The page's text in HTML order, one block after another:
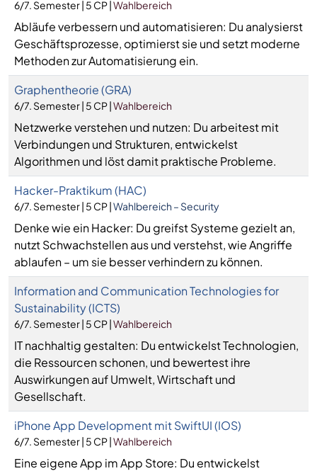
6/7. Semester | 5 CP |Wahlbereich
Abläufe verbessern und automatisieren: Du analysierst
Geschäftsprozesse, optimierst sie und setzt moderne
Methoden zur Automatisierung ein.
Graphentheorie (GRA)
6/7. Semester | 5 CP |Wahlbereich
Netzwerke verstehen und nutzen: Du arbeitest mit
Verbindungen und Strukturen, entwickelst
Algorithmen und löst damit praktische Probleme.
Hacker-Praktikum (HAC)
6/7. Semester | 5 CP |Wahlbereich – Security
Denke wie ein Hacker: Du greifst Systeme gezielt an,
nutzt Schwachstellen aus und verstehst, wie Angriffe
ablaufen – um sie besser verhindern zu können.
Information and Communication Technologies for
Sustainability (ICTS)
6/7. Semester | 5 CP |Wahlbereich
IT nachhaltig gestalten: Du entwickelst Technologien,
die Ressourcen schonen, und bewertest ihre
Auswirkungen auf Umwelt, Wirtschaft und
Gesellschaft.
iPhone App Development mit SwiftUI (IOS)
6/7. Semester | 5 CP |Wahlbereich
Eine eigene App im App Store: Du entwickelst